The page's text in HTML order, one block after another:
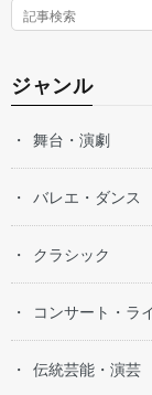
ジャンル
舞台・演劇
バレエ・ダンス
クラシック
コンサート・ラ
伝統芸能・演芸